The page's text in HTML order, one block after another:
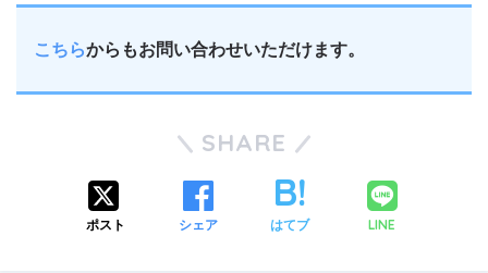
こちらからもお問い合わせいただけます。
SHARE
ポスト シェア はてブ LINE